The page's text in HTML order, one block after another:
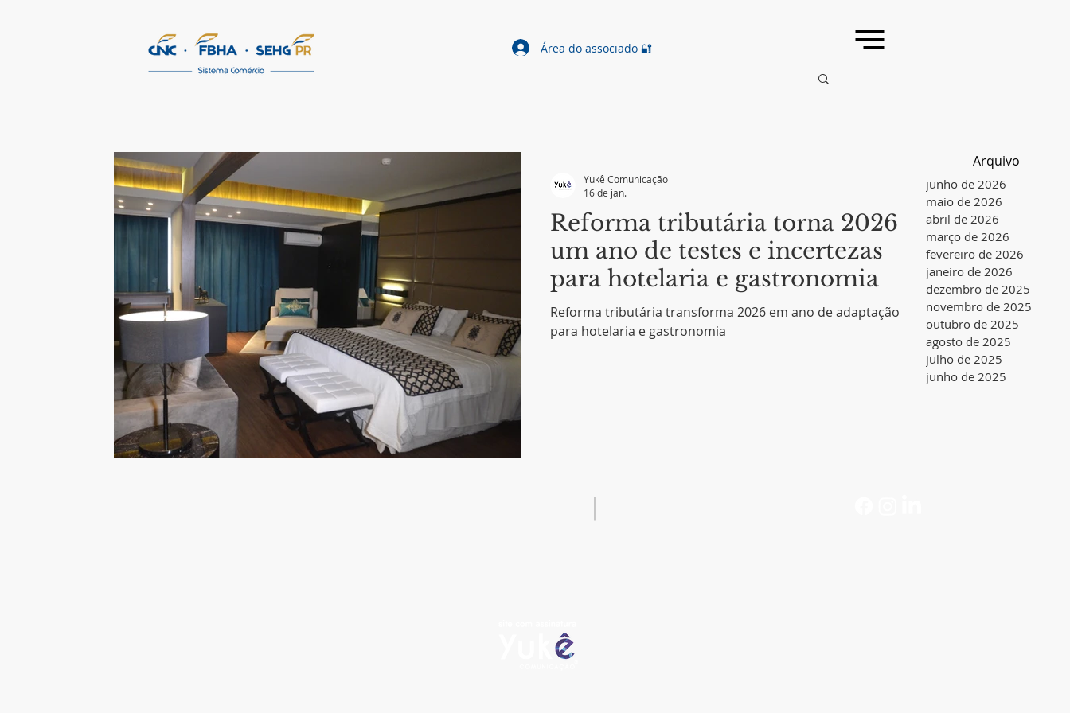
Área do associado 🔐
Reforma tributária torna 2026
um ano de testes e incertezas
para hotelaria e gastronomia
Reforma tributária transforma 2026 em ano de adaptação
para hotelaria e gastronomia
Yukê Comunicação
16 de jan.
Arquivo
junho de 2026
maio de 2026
abril de 2026
março de 2026
fevereiro de 2026
janeiro de 2026
dezembro de 2025
novembro de 2025
outubro de 2025
agosto de 2025
julho de 2025
junho de 2025